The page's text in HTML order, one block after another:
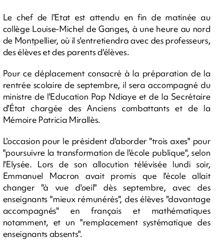
Le chef de l'Etat est attendu en fin de matinée au
collège Louise-Michel de Ganges, à une heure au nord
de Montpellier, où il s'entretiendra avec des professeurs,
des élèves et des parents d'élèves.
Pour ce déplacement consacré à la préparation de la
rentrée scolaire de septembre, il sera accompagné du
ministre de l'Education Pap Ndiaye et de la Secrétaire
d'État chargée des Anciens combattants et de la
Mémoire Patricia Mirallès.
L'occasion pour le président d'aborder "trois axes" pour
"poursuivre la transformation de l'école publique", selon
l'Elysée. Lors de son allocution télévisée lundi soir,
Emmanuel Macron avait promis que l'école allait
changer "à vue d'oeil" dès septembre, avec des
enseignants "mieux rémunérés", des élèves "davantage
accompagnés" en français et mathématiques
notamment, et un "remplacement systématique des
enseignants absents".